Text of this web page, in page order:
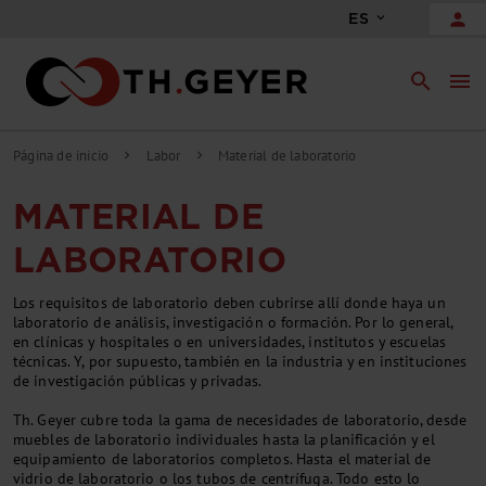
ES person
search menu
Página de inicio chevron_right Labor chevron_right Material de laboratorio
MATERIAL DE
LABORATORIO
Los requisitos de laboratorio deben cubrirse allí donde haya un
laboratorio de análisis, investigación o formación. Por lo general,
en clínicas y hospitales o en universidades, institutos y escuelas
técnicas. Y, por supuesto, también en la industria y en instituciones
de investigación públicas y privadas.
Th. Geyer cubre toda la gama de necesidades de laboratorio, desde
muebles de laboratorio individuales hasta la planificación y el
equipamiento de laboratorios completos. Hasta el material de
vidrio de laboratorio o los tubos de centrífuga. Todo esto lo